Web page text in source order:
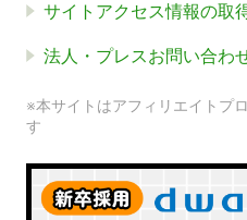
サイトアクセス情報の取
法人・プレスお問い合わ
※本サイトはアフィリエイトプ
す